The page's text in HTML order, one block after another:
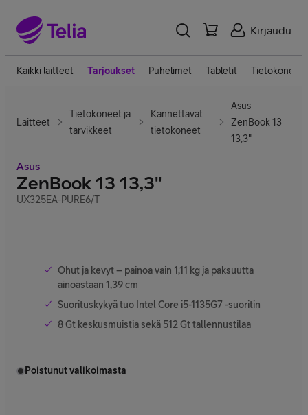
Kirjaudu
Kaikki laitteet Tarjoukset Puhelimet Tabletit Tietokoneet
Laitteet
Tietokoneet ja
tarvikkeet
Kannettavat
tietokoneet
Asus
ZenBook 13
13,3"
Asus
ZenBook 13 13,3"
UX325EA-PURE6/T
Ohut ja kevyt – painoa vain 1,11 kg ja paksuutta
ainoastaan 1,39 cm
Suorituskykyä tuo Intel Core i5-1135G7 -suoritin
8 Gt keskusmuistia sekä 512 Gt tallennustilaa
Poistunut valikoimasta